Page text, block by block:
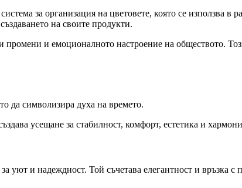
за организация на цветовете, която се използва в
на своите продукти.
и емоционалното настроение на обществото.
да символизира духа на времето.
усещане за стабилност, комфорт, естетика и
уют и надеждност. Той съчетава елегантност и връзка с